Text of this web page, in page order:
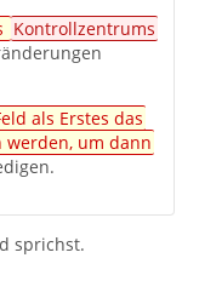
Kontrollzentrums
als Erstes das
werden, um dann
sprichst.